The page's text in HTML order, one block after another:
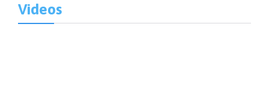
Videos